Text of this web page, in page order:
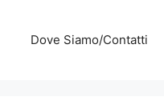
Dove Siamo/Contatti